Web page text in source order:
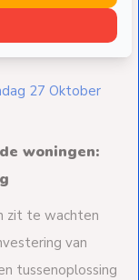
Delen
27 Oktober
woningen:
zit te wachten
van
tussenoplossing